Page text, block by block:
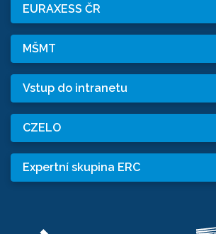
EURAXESS ČR
MŠMT
Vstup do intranetu
CZELO
Expertní skupina ERC